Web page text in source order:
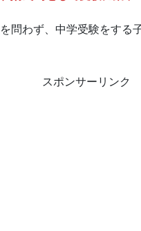
問わず、中学受験をする
スポンサーリンク